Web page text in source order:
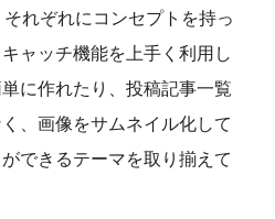
れぞれにコンセプトを持っ
ャッチ機能を上手く利用し
に作れたり、投稿記事一覧
、画像をサムネイル化して
できるテーマを取り揃えて